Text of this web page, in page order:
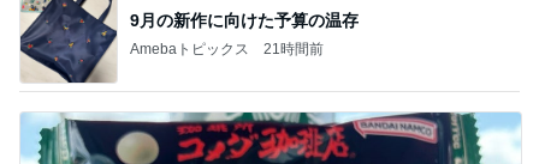
9月の新作に向けた予算の温存
Amebaトピックス 21時間前